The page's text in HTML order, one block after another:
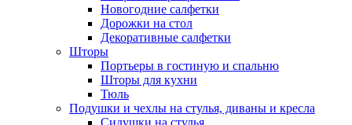
Новогодние салфетки
Дорожки на стол
Декоративные салфетки
Шторы
Портьеры в гостиную и спальню
Шторы для кухни
Тюль
Подушки и чехлы на стулья, диваны и кресла
Сидушки на стулья